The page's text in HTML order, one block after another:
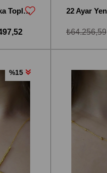
14 Ayar Altın Dorika Toplu 22 Ayar Reşat Altınlı Kolye
₺64.256,59
%15